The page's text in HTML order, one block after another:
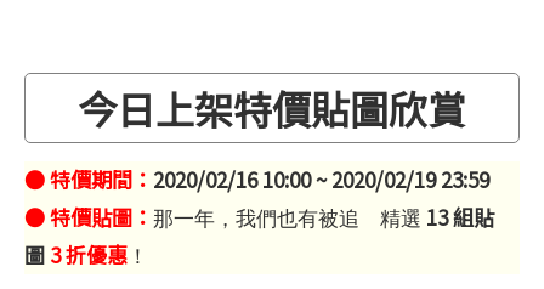
今日上架特價貼圖欣賞
● 特價期間： 2020/02/16 10:00 ~ 2020/02/19 23:59
● 特價貼圖： 那一年，我們也有被追 精選 13 組貼
圖 3 折優惠 ！